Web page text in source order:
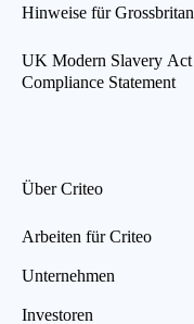
Hinweise für
UK Modern Slavery Act
Compliance Statement
Über Criteo
Arbeiten für Criteo
Unternehmen
Investoren